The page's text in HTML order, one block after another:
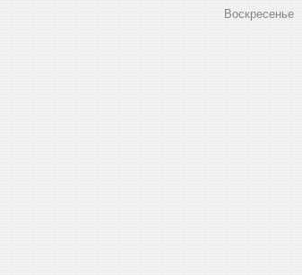
Воскресенье